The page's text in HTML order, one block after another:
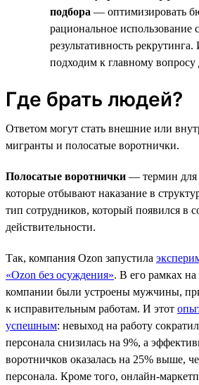
подбора — оптимизировать
рациональное использование
результативность
подходим к главному вопросу
Где брать людей?
Ответом могут стать внешние или
мигранты и полосатые воротнички.
Полосатые воротнички — термин для
которые отбывают наказание в
тип сотрудников, который появился в
действительности.
Так, компания Ozon запустила
«Ozon без осуждения». В его рамках на
компании были устроены мужчины,
к исправительным работам. И этот
успешным: невыход на работу
персонала снизилась на 9%, а
воротничков оказалась на 25% выше,
персонала. Кроме того, онлайн-